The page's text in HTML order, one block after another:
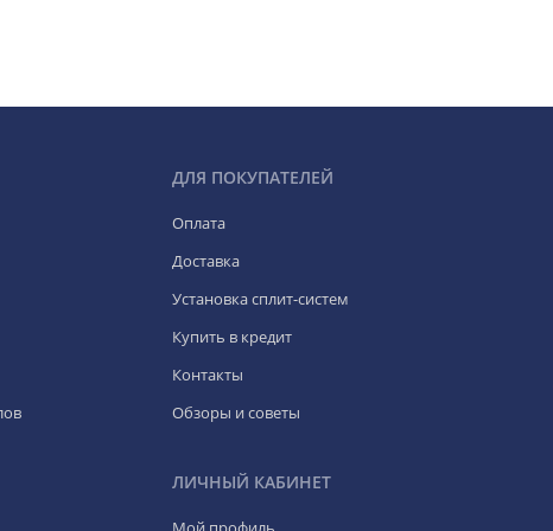
ДЛЯ ПОКУПАТЕЛЕЙ
Оплата
Доставка
Установка сплит-систем
Купить в кредит
Контакты
Обзоры и советы
ЛИЧНЫЙ КАБИНЕТ